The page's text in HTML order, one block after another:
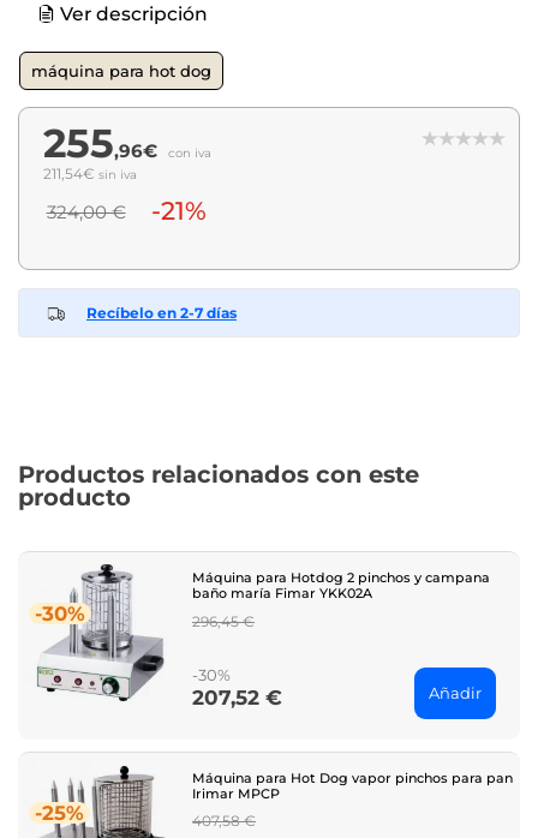
Ver descripción
máquina para hot dog
255,96€ con iva
211,54€ sin iva
324,00 € -21%
Recíbelo en 2-7 días
Productos relacionados con este
producto
-30%
Máquina para Hotdog 2 pinchos y campana
baño maría Fimar YKK02A
Regular
296,45 €
-30%
Price
207,52 € Añadir
-25%
Máquina para Hot Dog vapor pinchos para pan
Irimar MPCP
Regular
407,58 €